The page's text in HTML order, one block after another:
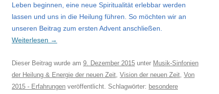
Leben beginnen, eine neue Spiritualität erlebbar werden
lassen und uns in die Heilung führen. So möchten wir an
unseren Beitrag zum ersten Advent anschließen.
Weiterlesen →
Dieser Beitrag wurde am 9. Dezember 2015 unter Musik-Sinfonien
der Heilung & Energie der neuen Zeit, Vision der neuen Zeit, Von
2015 - Erfahrungen veröffentlicht. Schlagwörter: besondere